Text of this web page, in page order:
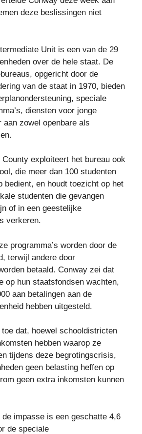
deze beslissingen niet
Unit is een van de 29
over de hele staat. De
opgericht door de
van de staat in 1970, bieden
speciale
diensten voor jonge
aan zowel openbare als
County exploiteert het bureau ook
die meer dan 100 studenten
bedient, en houdt toezicht op het
studenten die gevangen
of in een geestelijke
verkeren.
programma’s worden door de
terwijl andere door
betaald. Conway zei dat
op hun staatsfondsen wachten,
aan betalingen aan de
hebben uitgesteld.
toe dat, hoewel schooldistricten
hebben waarop ze
tijdens deze begrotingscrisis,
geen belasting heffen op
geen extra inkomsten kunnen
impasse is een geschatte 4,6
de speciale